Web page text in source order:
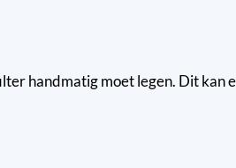
handmatig moet legen. Dit kan